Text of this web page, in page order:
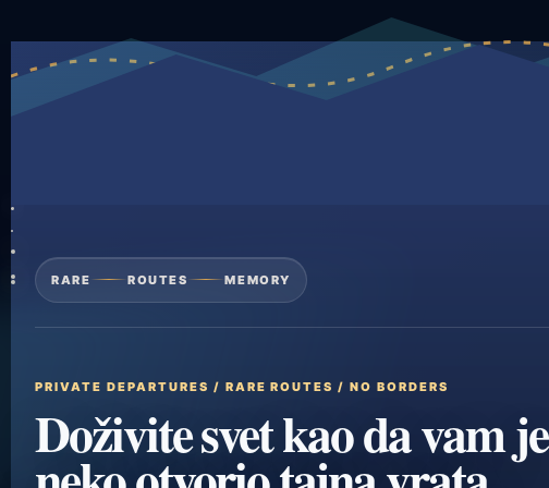
RARE ROUTES MEMORY
PRIVATE DEPARTURES / RARE ROUTES / NO BORDERS
Doživite svet kao da vam je